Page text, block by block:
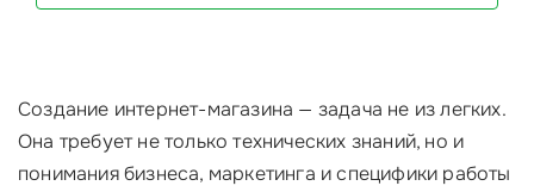
Создание интернет-магазина — задача не из легких.
Она требует не только технических знаний, но и
понимания бизнеса, маркетинга и специфики работы